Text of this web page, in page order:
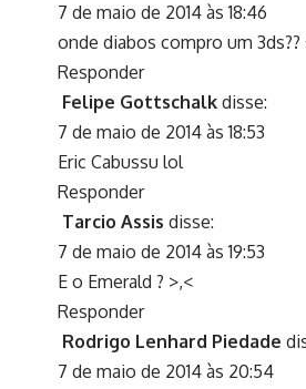
7 de maio de 2014 às 18:46
onde diabos compro um
Responder
Felipe Gottschalk disse:
7 de maio de 2014 às 18:53
Eric Cabussu lol
Responder
Tarcio Assis disse:
7 de maio de 2014 às 19:53
E o Emerald ? >,<
Responder
Rodrigo Lenhard Piedade
7 de maio de 2014 às 20:54